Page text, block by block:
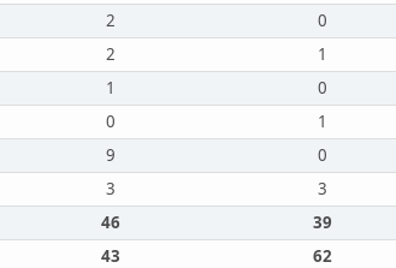
2 0
2 1
1 0
0 1
9 0
3 3
46 39
43 62